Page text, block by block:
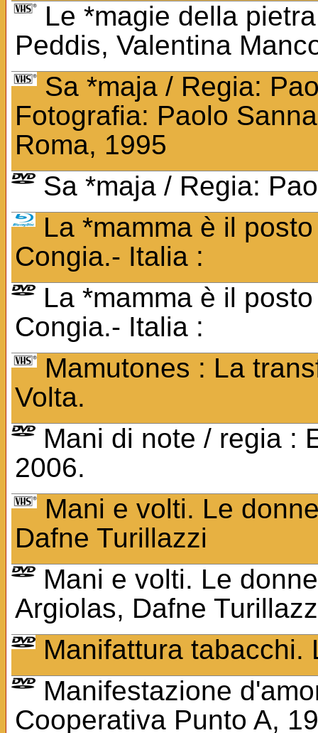
Le *magie della
Peddis, Valentina
Sa *maja / Regia:
Fotografia: Paolo
Roma, 1995
Sa *maja / Regia:
La *mamma è il
Congia.- Italia :
La *mamma è il
Congia.- Italia :
Mamutones : La
Volta.
Mani di note / regia :
2006.
Mani e volti. Le
Dafne Turillazzi
Mani e volti. Le
Argiolas, Dafne
Manifattura tabacchi.
Manifestazione
Cooperativa Punto A,